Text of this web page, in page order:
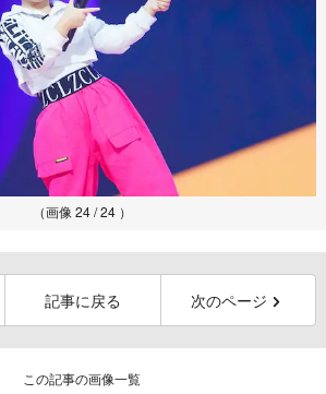
（画像 24 / 24 ）
記事に戻る 次のページ
この記事の画像一覧